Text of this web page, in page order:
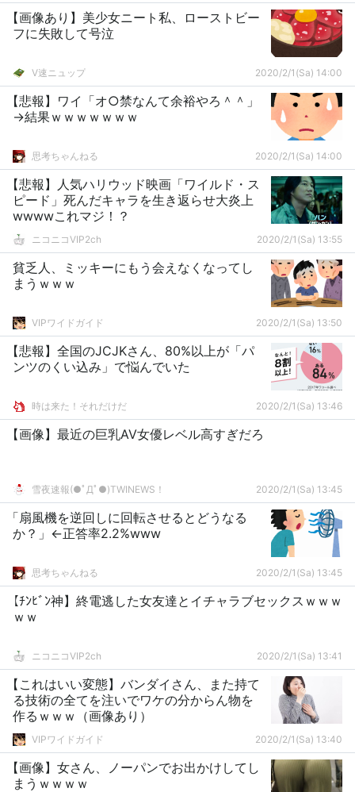
【画像あり】美少女ニート私、ローストビー
フに失敗して号泣
V速ニュップ 2020/2/1(Sa) 14:00
【悲報】ワイ「オ○禁なんて余裕やろ＾＾」
→結果ｗｗｗｗｗｗｗ
思考ちゃんねる 2020/2/1(Sa) 14:00
【悲報】人気ハリウッド映画「ワイルド・ス
ピード」死んだキャラを生き返らせ大炎上
wwwwこれマジ！？
ニコニコVIP2ch 2020/2/1(Sa) 13:55
貧乏人、ミッキーにもう会えなくなってし
まうｗｗｗ
VIPワイドガイド 2020/2/1(Sa) 13:50
【悲報】全国のJCJKさん、80%以上が「パ
ンツのくい込み」で悩んでいた
時は来た！それだけだ 2020/2/1(Sa) 13:46
【画像】最近の巨乳AV女優レベル高すぎだろ
雪夜速報(●ﾟДﾟ●)TWINEWS！ 2020/2/1(Sa) 13:45
「扇風機を逆回しに回転させるとどうなる
か？」←正答率2.2%www
思考ちゃんねる 2020/2/1(Sa) 13:45
【ﾁﾝﾋﾞﾝ神】終電逃した女友達とイチャラブセックスｗｗｗ
ｗｗ
ニコニコVIP2ch 2020/2/1(Sa) 13:41
【これはいい変態】バンダイさん、また持て
る技術の全てを注いでワケの分からん物を
作るｗｗｗ（画像あり）
VIPワイドガイド 2020/2/1(Sa) 13:40
【画像】女さん、ノーパンでお出かけしてし
まうｗｗｗｗ